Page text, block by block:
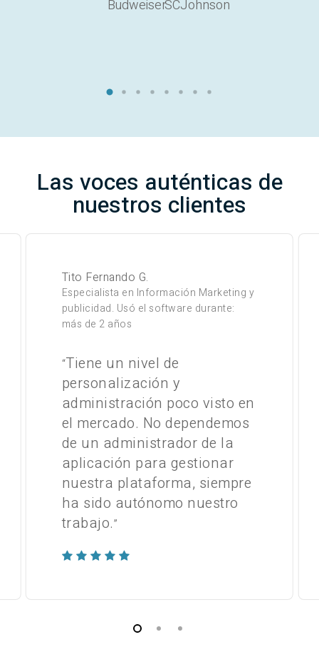
Las voces auténticas de
nuestros clientes
Tito Fernando G.
Especialista en Información Marketing y
publicidad. Usó el software durante:
más de 2 años
“Tiene un nivel de
personalización y
administración poco visto en
el mercado. No dependemos
de un administrador de la
aplicación para gestionar
nuestra plataforma, siempre
ha sido autónomo nuestro
trabajo.”